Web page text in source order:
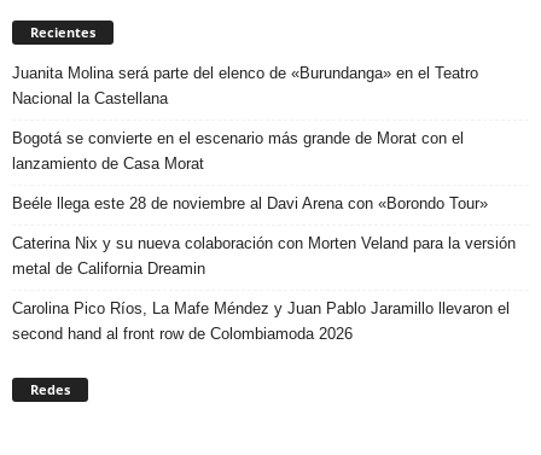
Recientes
Juanita Molina será parte del elenco de «Burundanga» en el Teatro
Nacional la Castellana
Bogotá se convierte en el escenario más grande de Morat con el
lanzamiento de Casa Morat
Beéle llega este 28 de noviembre al Davi Arena con «Borondo Tour»
Caterina Nix y su nueva colaboración con Morten Veland para la versión
metal de California Dreamin
Carolina Pico Ríos, La Mafe Méndez y Juan Pablo Jaramillo llevaron el
second hand al front row de Colombiamoda 2026
Redes